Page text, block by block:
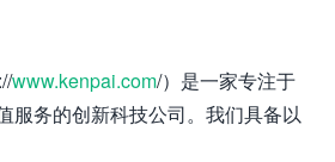
www.kenpai.com/）是一家专注于
服务的创新科技公司。我们具备以